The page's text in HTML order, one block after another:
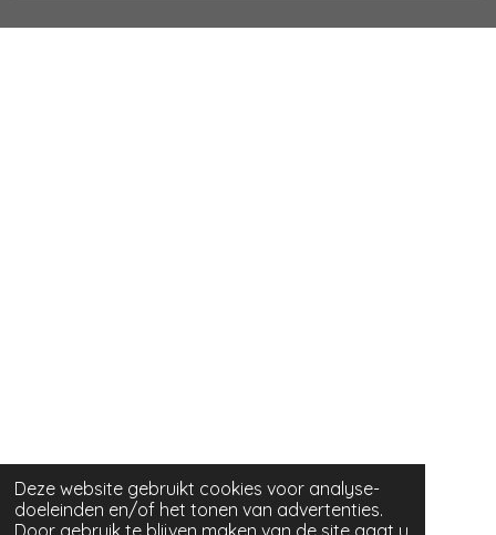
Deze website gebruikt cookies voor analyse-
doeleinden en/of het tonen van advertenties.